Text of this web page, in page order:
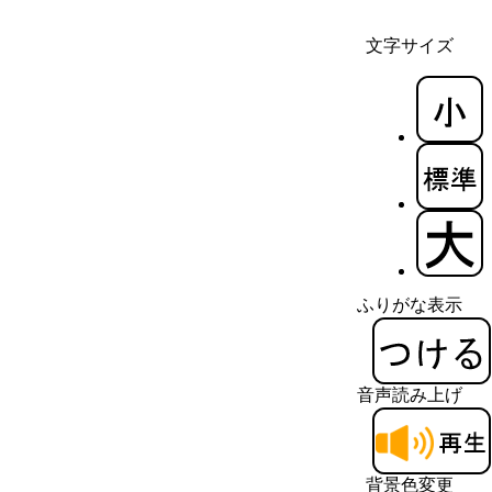
文字サイズ
ふりがな表示
音声読み上げ
背景色変更